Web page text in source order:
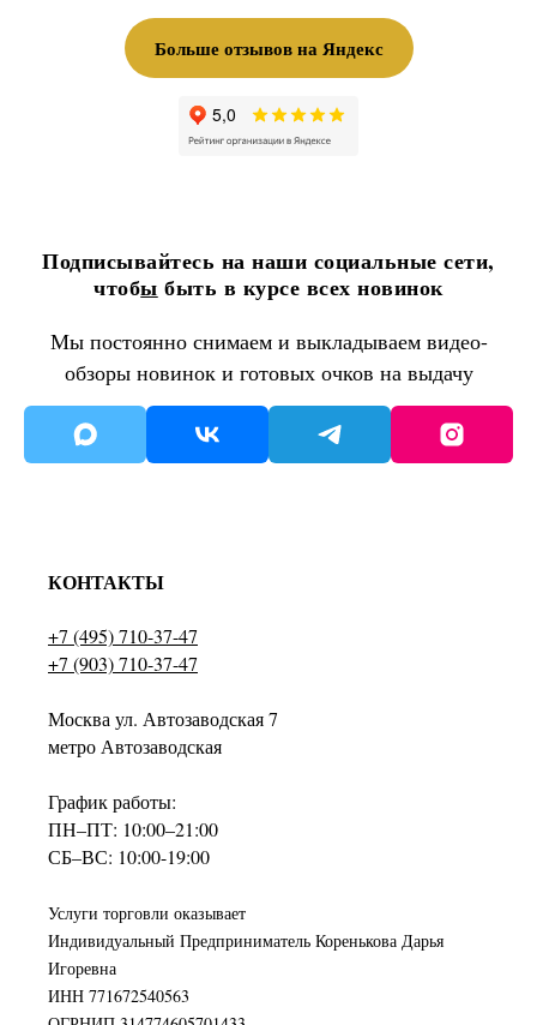
Больше отзывов на Яндекс
Подписывайтесь на наши социальные сети,
чтобы быть в курсе всех новинок
Мы постоянно снимаем и выкладываем видео-
обзоры новинок и готовых очков на выдачу
КОНТАКТЫ
+7 (495) 710-37-47
+7 (903) 710-37-47
Москва ул. Автозаводская 7
метро Автозаводская
График работы:
ПН–ПТ: 10:00–21:00
СБ–ВС: 10:00-19:00
Услуги торговли оказывает
Индивидуальный Предприниматель Коренькова Дарья
Игоревна
ИНН 771672540563